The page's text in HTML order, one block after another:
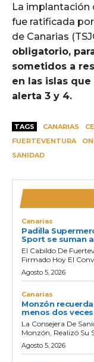
La implantación
fue ratificada
de Canarias
obligatorio,
sometidos a
en las islas
alerta 3 y 4.
TAGS CANARIAS
FUERTEVENTURA
SANIDAD
Canarias
Padilla
Sport se suman
El Cabildo De
Firmado Hoy El
Agosto 5, 2026
Canarias
Monzón
menos dos
La Consejera De
Monzón, Realizó Su
Agosto 5, 2026